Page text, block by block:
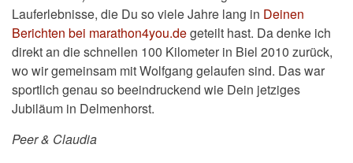
Lauferlebnisse, die Du so viele Jahre lang in Deinen
Berichten bei marathon4you.degeteilt hast. Da denke ich
direkt an die schnellen 100 Kilometer in Biel 2010 zurück,
wo wir gemeinsam mit Wolfgang gelaufen sind. Das war
sportlich genau so beeindruckend wie Dein jetziges
Jubiläum in Delmenhorst.
Peer & Claudia